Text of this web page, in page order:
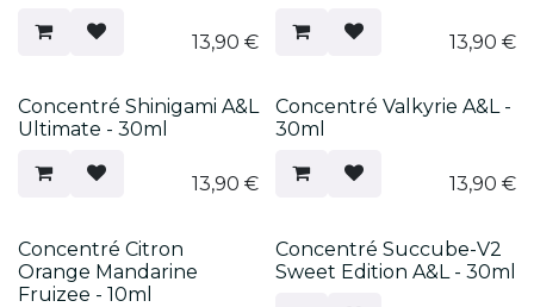
13,90 € 13,90 €
Concentré Shinigami A&L
Ultimate - 30ml
13,90 €
Concentré Valkyrie A&L -
30ml
13,90 €
Concentré Citron
Orange Mandarine
Fruizee - 10ml
Concentré Succube-V2
Sweet Edition A&L - 30ml